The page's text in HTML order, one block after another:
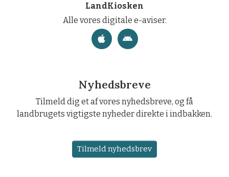
LandKiosken
Alle vores digitale e-aviser.
Nyhedsbreve
Tilmeld dig et af vores nyhedsbreve, og få
landbrugets vigtigste nyheder direkte i indbakken.
Tilmeld nyhedsbrev